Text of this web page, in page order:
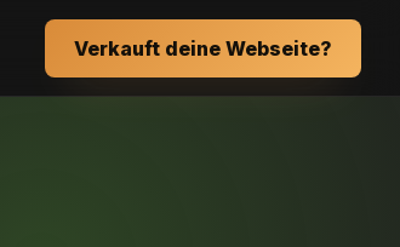
Verkauft deine Webseite?